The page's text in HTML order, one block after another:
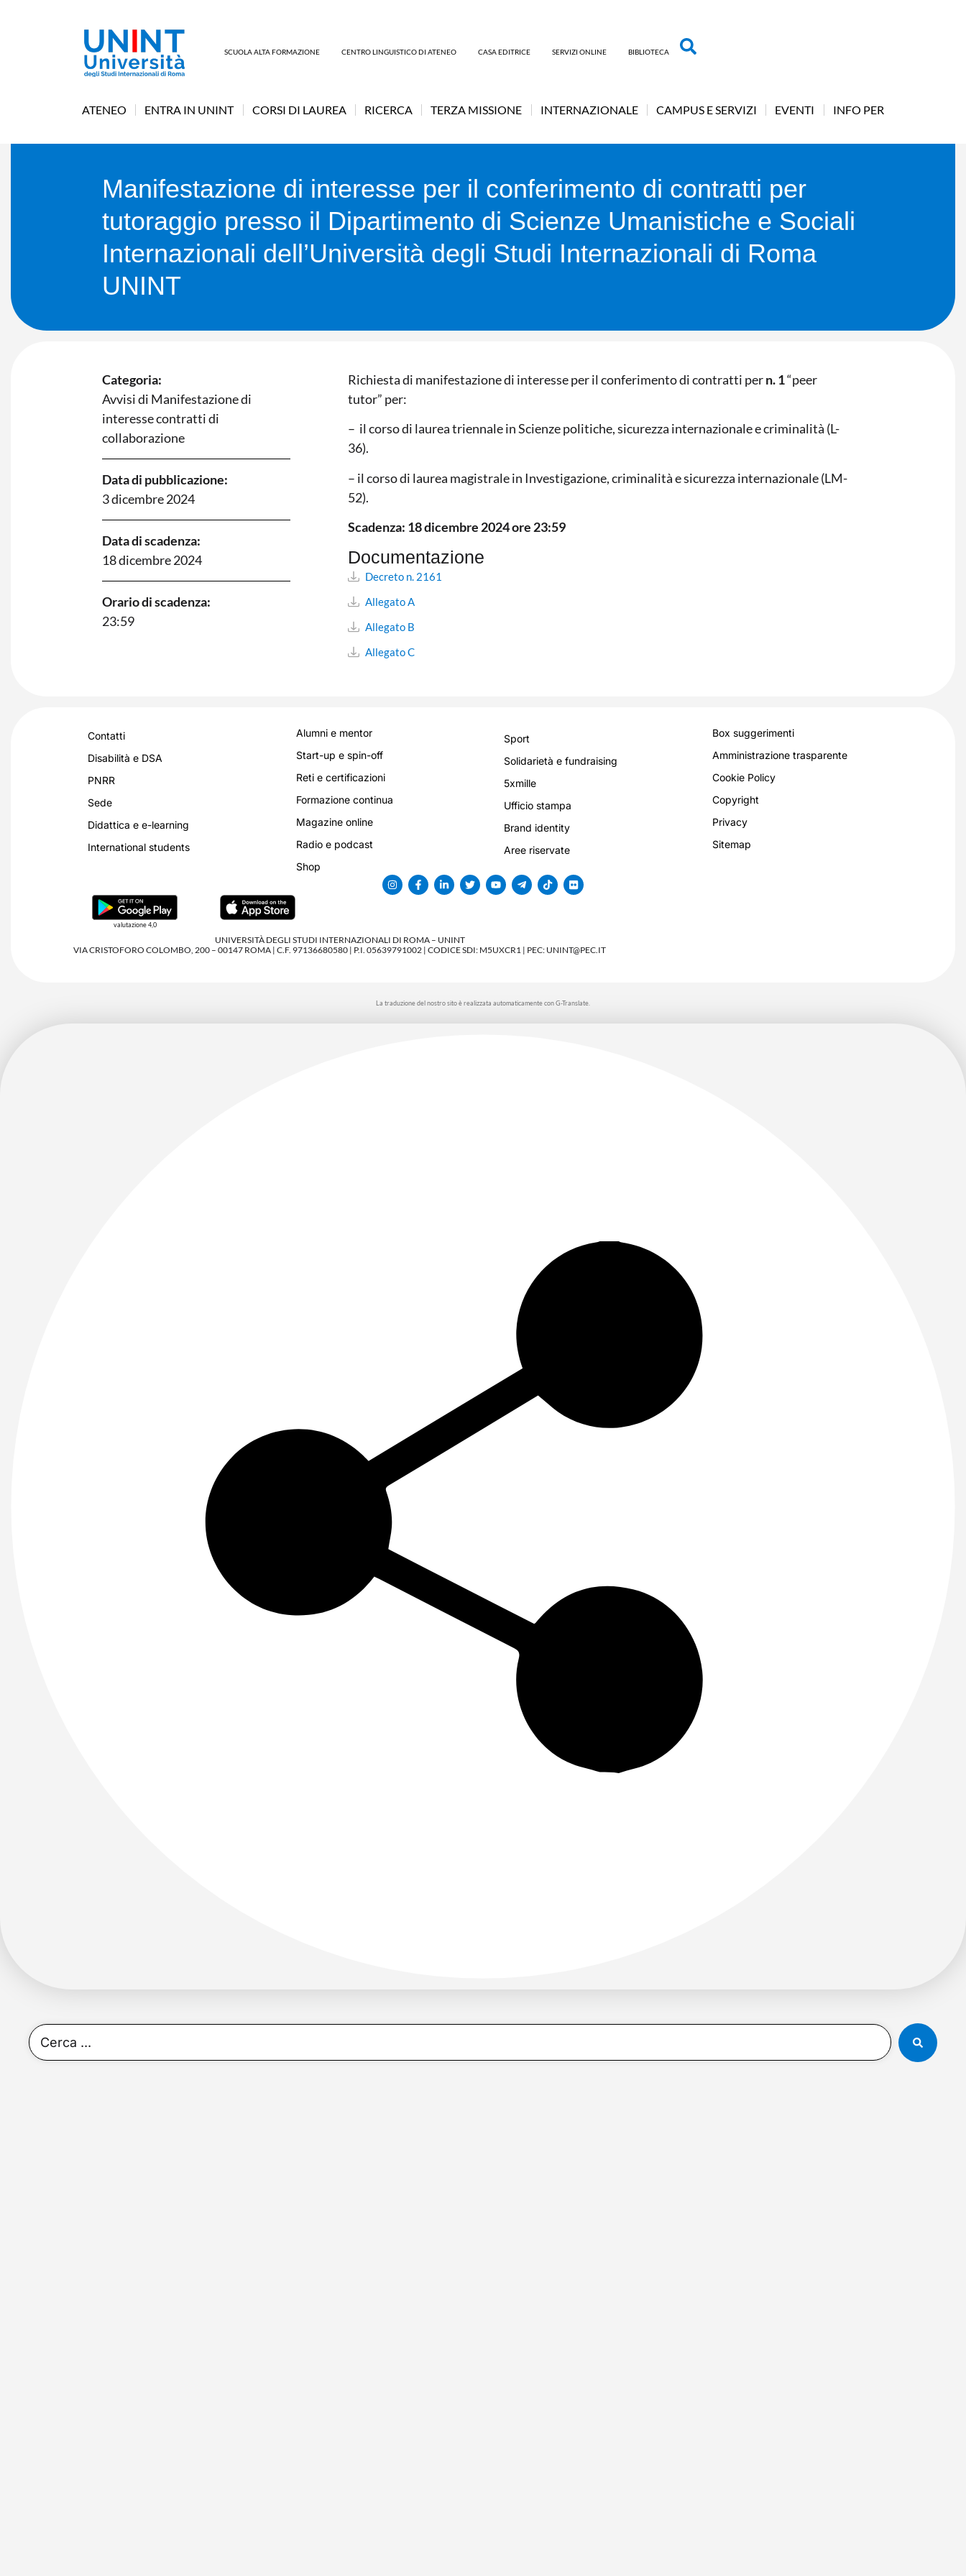
SCUOLA ALTA FORMAZIONE CENTRO LINGUISTICO DI ATENEO CASA EDITRICE SERVIZI ONLINE BIBLIOTECA
ATENEO ENTRA IN UNINT CORSI DI LAUREA RICERCA TERZA MISSIONE INTERNAZIONALE CAMPUS E SERVIZI EVENTI INFO PER
Manifestazione di interesse per il conferimento di contratti per
tutoraggio presso il Dipartimento di Scienze Umanistiche e Sociali
Internazionali dell’Università degli Studi Internazionali di Roma
UNINT
Categoria:
Avvisi di Manifestazione di
interesse contratti di
collaborazione
Data di pubblicazione:
3 dicembre 2024
Data di scadenza:
18 dicembre 2024
Orario di scadenza:
23:59
Richiesta di manifestazione di interesse per il conferimento di contratti pern. 1“peer
tutor” per:
– il corso di laurea triennale in Scienze politiche, sicurezza internazionale e criminalità (L-
36).
– il corso di laurea magistrale in Investigazione, criminalità e sicurezza internazionale (LM-
52).
Scadenza: 18 dicembre 2024 ore 23:59
Documentazione
Decreto n. 2161
Allegato A
Allegato B
Allegato C
Contatti
Disabilità e DSA
PNRR
Sede
Didattica e e-learning
International students
Alumni e mentor
Start-up e spin-off
Reti e certificazioni
Formazione continua
Magazine online
Radio e podcast
Shop
Sport
Solidarietà e fundraising
5xmille
Ufficio stampa
Brand identity
Aree riservate
Box suggerimenti
Amministrazione trasparente
Cookie Policy
Copyright
Privacy
Sitemap
valutazione 4,0
UNIVERSITÀ DEGLI STUDI INTERNAZIONALI DI ROMA – UNINT
VIA CRISTOFORO COLOMBO, 200 – 00147 ROMA | C.F. 97136680580 | P.I. 05639791002 | CODICE SDI: M5UXCR1 | PEC: UNINT@PEC.IT
La traduzione del nostro sito è realizzata automaticamente con G-Translate.